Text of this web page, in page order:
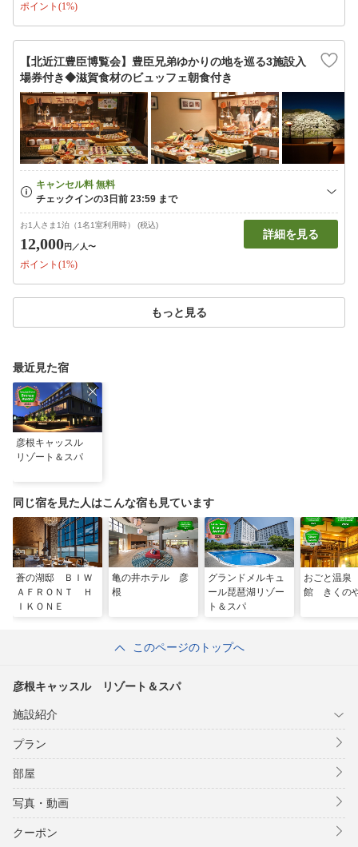
ポイント(1%)
【北近江豊臣博覧会】豊臣兄弟ゆかりの地を巡る3施設入
場券付き◆滋賀食材のビュッフェ朝食付き
お1人さま1泊（1名1室利用時） (税込)
12,000円 ／人〜
ポイント(1%)
詳細を見る
もっと見る
最近見た宿
彦根キャッスル
リゾート＆スパ
同じ宿を見た人はこんな宿も見ています
蒼の湖邸 ＢＩＷ
ＡＦＲＯＮＴ Ｈ
ＩＫＯＮＥ
亀の井ホテル 彦
根
グランドメルキュ
ール琵琶湖リゾー
ト＆スパ
おごと温
館 きくの
このページのトップへ
彦根キャッスル リゾート＆スパ
施設紹介
プラン
部屋
写真・動画
クーポン